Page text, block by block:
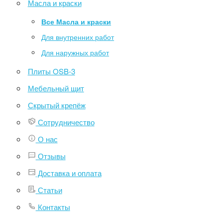
Масла и краски
Все Масла и краски
Для внутренних работ
Для наружных работ
Плиты OSB-3
Мебельный щит
Скрытый крепёж
Сотрудничество
О нас
Отзывы
Доставка и оплата
Статьи
Контакты